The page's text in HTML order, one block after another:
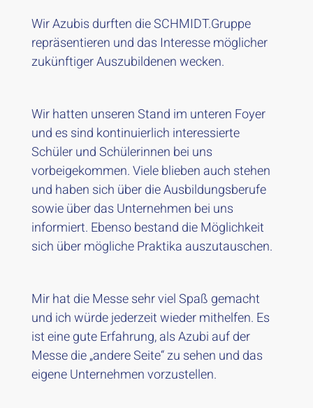
Wir Azubis durften die SCHMIDT.Gruppe
repräsentieren und das Interesse möglicher
zukünftiger Auszubildenen wecken.
Wir hatten unseren Stand im unteren Foyer
und es sind kontinuierlich interessierte
Schüler und Schülerinnen bei uns
vorbeigekommen. Viele blieben auch stehen
und haben sich über die Ausbildungsberufe
sowie über das Unternehmen bei uns
informiert. Ebenso bestand die Möglichkeit
sich über mögliche Praktika auszutauschen.
Mir hat die Messe sehr viel Spaß gemacht
und ich würde jederzeit wieder mithelfen. Es
ist eine gute Erfahrung, als Azubi auf der
Messe die „andere Seite“ zu sehen und das
eigene Unternehmen vorzustellen.